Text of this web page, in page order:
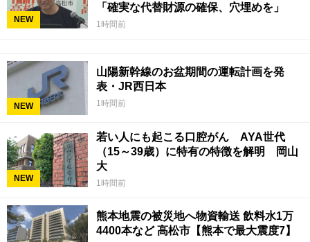
NEW
「確実な代替財源の確保、穴埋めを」
1時間前
NEW
山陽新幹線のお盆期間の運転計画を発
表・JR西日本
1時間前
NEW
若い人にも起こる口腔がん AYA世代
（15～39歳）に特有の特徴を解明 岡山
大
1時間前
熊本地震の被災地へ物資輸送 飲料水1万
4400本など 高松市【熊本で最大震度7】